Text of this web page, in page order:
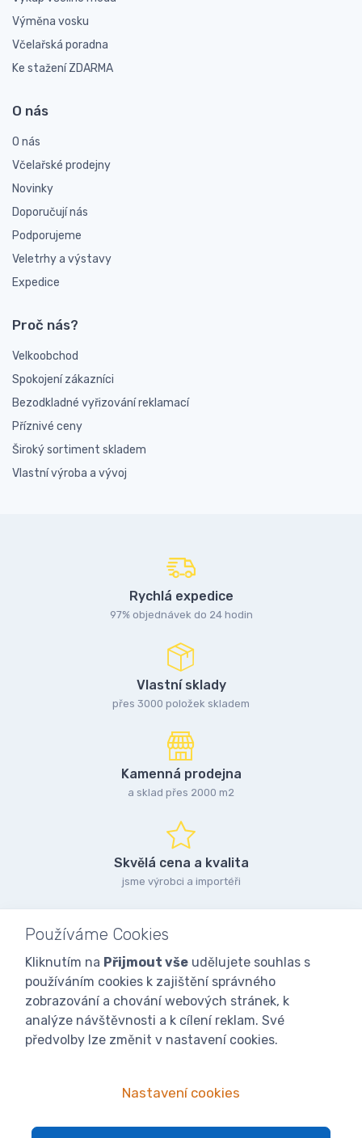
Výměna vosku
Včelařská poradna
Ke stažení ZDARMA
O nás
O nás
Včelařské prodejny
Novinky
Doporučují nás
Podporujeme
Veletrhy a výstavy
Expedice
Proč nás?
Velkoobchod
Spokojení zákazníci
Bezodkladné vyřizování reklamací
Příznivé ceny
Široký sortiment skladem
Vlastní výroba a vývoj
Rychlá expedice
97% objednávek do 24 hodin
Vlastní sklady
přes 3000 položek skladem
Kamenná prodejna
a sklad přes 2000 m2
Skvělá cena a kvalita
jsme výrobci a importéři
Používáme Cookies
Kliknutím na Přijmout vše udělujete souhlas s
používáním cookies k zajištění správného
zobrazování a chování webových stránek, k
analýze návštěvnosti a k cílení reklam. Své
předvolby lze změnit v nastavení cookies.
Nastavení cookies